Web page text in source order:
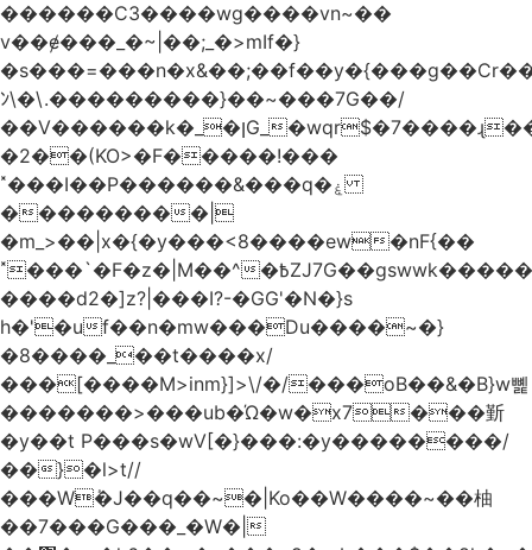
������C3����wg����vn~��
v��ɇ���_�~|��;_�>mIf�}
ﾝ\�\.���������}��~���7G��/
��V������k�_�ןG_�wqr$�7����ɻ��-
�2��(KO>�F�����!���
˟���I��P������&���q�ۼ
���������|
�m_>��|x�{�y���<8����ew�nF{��
˟���`�F�z�|M��^�߿ZJ7G��gswwk������j��
����d2�]z?|���I?-�GG'�N�}s
h�'�uf��n�mw���Du����~�}
�8����_��t����x/
���[����M>inm}]>\/�/���oB��&�B}w뼱
�������>���ub�Ώ�w�x7���斳
�y��t P���s�wV[�}���:�y��������/
��}�l>t//
���Wٝ�J��q��~�|Ko��W����~��柚
��7���G���_�W�|